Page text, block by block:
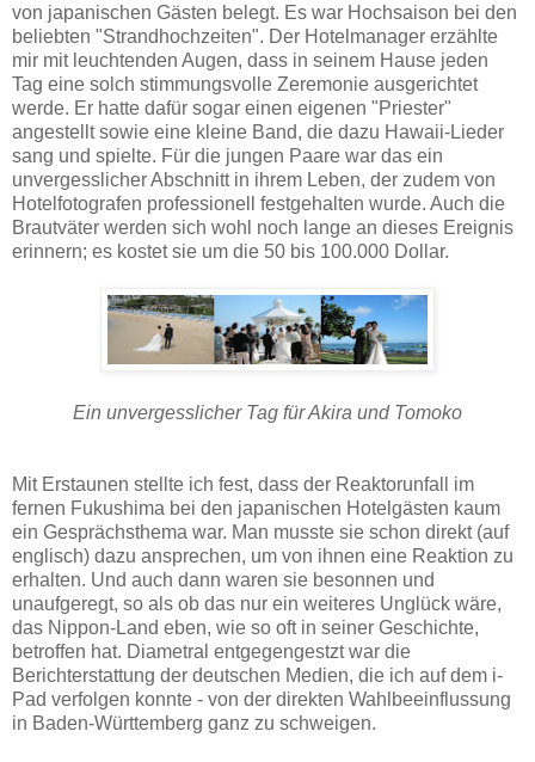
von japanischen Gästen belegt. Es war Hochsaison bei den
beliebten "Strandhochzeiten". Der Hotelmanager erzählte
mir mit leuchtenden Augen, dass in seinem Hause jeden
Tag eine solch stimmungsvolle Zeremonie ausgerichtet
werde. Er hatte dafür sogar einen eigenen "Priester"
angestellt sowie eine kleine Band, die dazu Hawaii-Lieder
sang und spielte. Für die jungen Paare war das ein
unvergesslicher Abschnitt in ihrem Leben, der zudem von
Hotelfotografen professionell festgehalten wurde. Auch die
Brautväter werden sich wohl noch lange an dieses Ereignis
erinnern; es kostet sie um die 50 bis 100.000 Dollar.
Ein unvergesslicher Tag für Akira und Tomoko
Mit Erstaunen stellte ich fest, dass der Reaktorunfall im
fernen Fukushima bei den japanischen Hotelgästen kaum
ein Gesprächsthema war. Man musste sie schon direkt (auf
englisch) dazu ansprechen, um von ihnen eine Reaktion zu
erhalten. Und auch dann waren sie besonnen und
unaufgeregt, so als ob das nur ein weiteres Unglück wäre,
das Nippon-Land eben, wie so oft in seiner Geschichte,
betroffen hat. Diametral entgegengestzt war die
Berichterstattung der deutschen Medien, die ich auf dem i-
Pad verfolgen konnte - von der direkten Wahlbeeinflussung
in Baden-Württemberg ganz zu schweigen.